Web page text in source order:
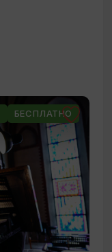
БЕСПЛАТНО